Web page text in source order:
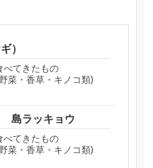
）
べてきたもの
菜・香草・キノコ類)
島ラッキョウ
べてきたもの
菜・香草・キノコ類)